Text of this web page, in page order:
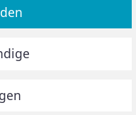
dem bisherigen